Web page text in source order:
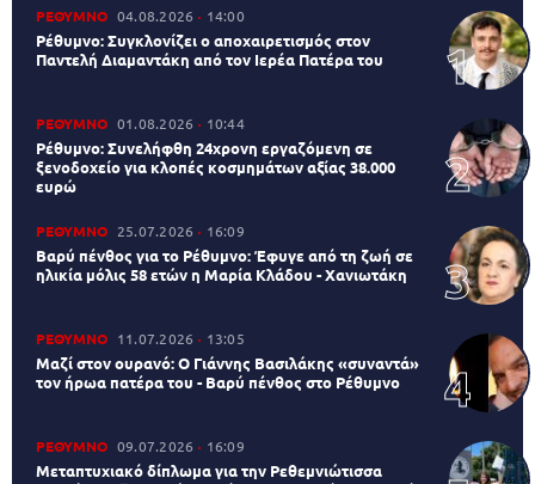
ΡΕΘΥΜΝΟ 04.08.2026 14:00
Ρέθυμνο: Συγκλονίζει ο αποχαιρετισμός στον
Παντελή Διαμαντάκη από τον Ιερέα Πατέρα του
ΡΕΘΥΜΝΟ 01.08.2026 10:44
Ρέθυμνο: Συνελήφθη 24χρονη εργαζόμενη σε
ξενοδοχείο για κλοπές κοσμημάτων αξίας 38.000
ευρώ
ΡΕΘΥΜΝΟ 25.07.2026 16:09
Βαρύ πένθος για το Ρέθυμνο: Έφυγε από τη ζωή σε
ηλικία μόλις 58 ετών η Μαρία Κλάδου - Χανιωτάκη
ΡΕΘΥΜΝΟ 11.07.2026 13:05
Μαζί στον ουρανό: Ο Γιάννης Βασιλάκης «συναντά»
τον ήρωα πατέρα του - Βαρύ πένθος στο Ρέθυμνο
ΡΕΘΥΜΝΟ 09.07.2026 16:09
Μεταπτυχιακό δίπλωμα για την Ρεθεμνιώτισσα